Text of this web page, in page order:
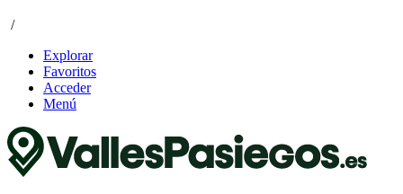
/
Explorar
Favoritos
Acceder
Menú